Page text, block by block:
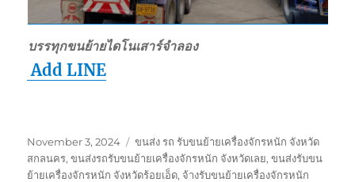
บรรทุกขนย้ายไดโนเสาร์จำลอง
Add LINE
Posted
on
November 3, 2024 Tags
ขนส่ง รถ รับขนย้ายเครื่องจักรหนัก จังหวัด
สกลนคร,ขนส่งรถรับขนย้ายเครื่องจักรหนัก จังหวัดเลย,ขนส่งรับขน
ย้ายเครื่องจักรหนัก จังหวัดร้อยเอ็ด, จ้างรับขนย้ายเครื่องจักรหนัก